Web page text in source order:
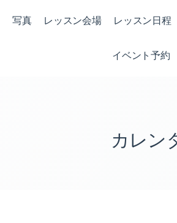
写真 レッスン会場 レッスン日
イベント予約
カレン